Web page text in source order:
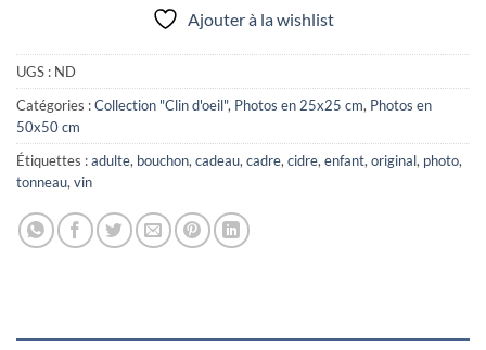
Ajouter à la wishlist
UGS : ND
Catégories :Collection "Clin d'oeil", Photos en 25x25 cm, Photos en
50x50 cm
Étiquettes :adulte, bouchon, cadeau, cadre, cidre, enfant, original, photo,
tonneau, vin